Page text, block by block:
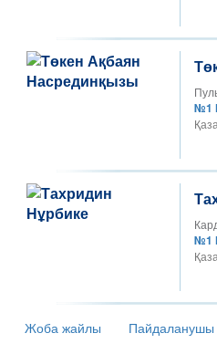
№1
№1
Жоба жайлы Пайдаланушы